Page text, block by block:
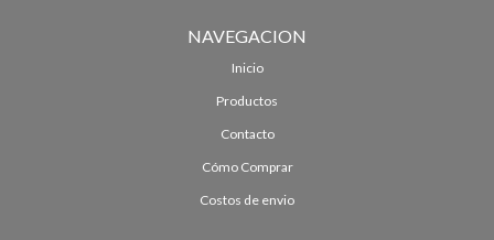
NAVEGACION
Inicio
Productos
Contacto
Cómo Comprar
Costos de envio